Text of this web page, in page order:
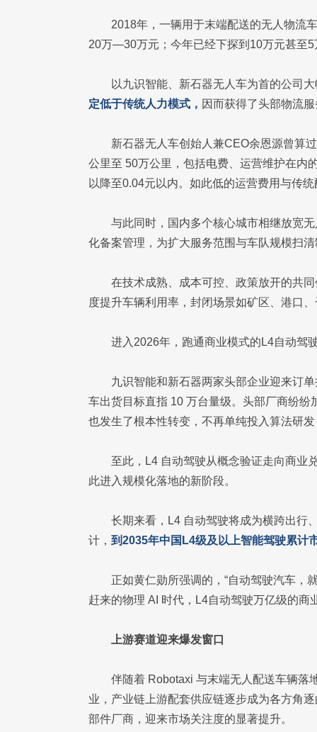
2018年，一辆用于末端配送的无人物流
20万—30万元；今年已经下探到10万元甚至5
以九识智能、新石器无人车为首的公司
定低于传统人力模式， 因而获得了头部物流
新石器无人车创始人兼CEO余恩源曾算
公里至 50万公里，包括电费、运营维护在内
以降至0.04元以内。如此低的运营费用与传
与此同时，国内多个核心城市相继放宽
化备案管理，为扩大服务范围与车队规模扫
在技术成熟、成本可控、政策放开的共
度提升车辆利用率，封闭场景如矿区、港口
进入2026年，跑通商业模式的L4自动驾
九识智能和新石器两家头部企业迎来订
车出货目标直指 10 万台量级。头部厂商纷
也发生了根本性转变，不再单纯投入算法研
至此，L4 自动驾驶从概念验证走向商业
此进入规模化落地的新阶段。
长期来看，L4 自动驾驶将成为横跨出行
计， 到2035年中国L4级及以上智能驾驶累计
正如黄仁勋所强调的，“自动驾驶汽车，
赶来的物理 AI 时代，L4自动驾驶万亿级的商
上游赛道迎来爆发窗口
伴随着 Robotaxi 与末端无人配送车辆落
业，产业链上游配套供应链逐步成为各方角
部件厂商，迎来市场关注度的显著提升。